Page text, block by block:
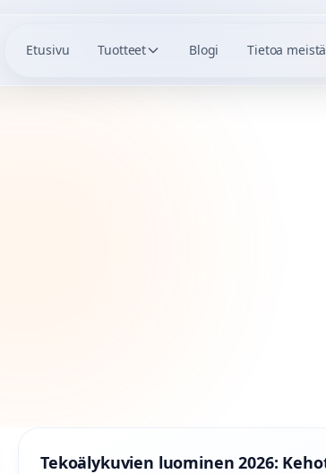
Etusivu Tuotteet Blogi Tietoa meistä
Tekoälykuvien luominen 2026: